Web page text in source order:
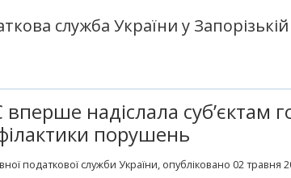
служба України у Запорізькій
надіслала суб’єктам
порушень
податкової служби України, опубліковано 02 травня